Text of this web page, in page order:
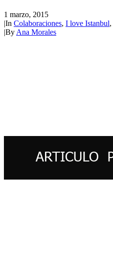
1 marzo, 2015
|In Colaboraciones, I love Istanbul,
|By Ana Morales